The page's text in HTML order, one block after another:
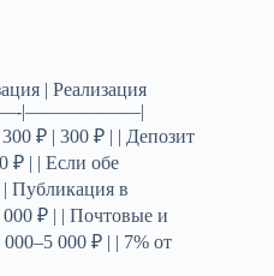
| Реализация
|——————|
₽ | 300 ₽ | | Депозит
₽ | | Если обе
Публикация в
₽ | | Почтовые и
000 ₽ | | 7% от